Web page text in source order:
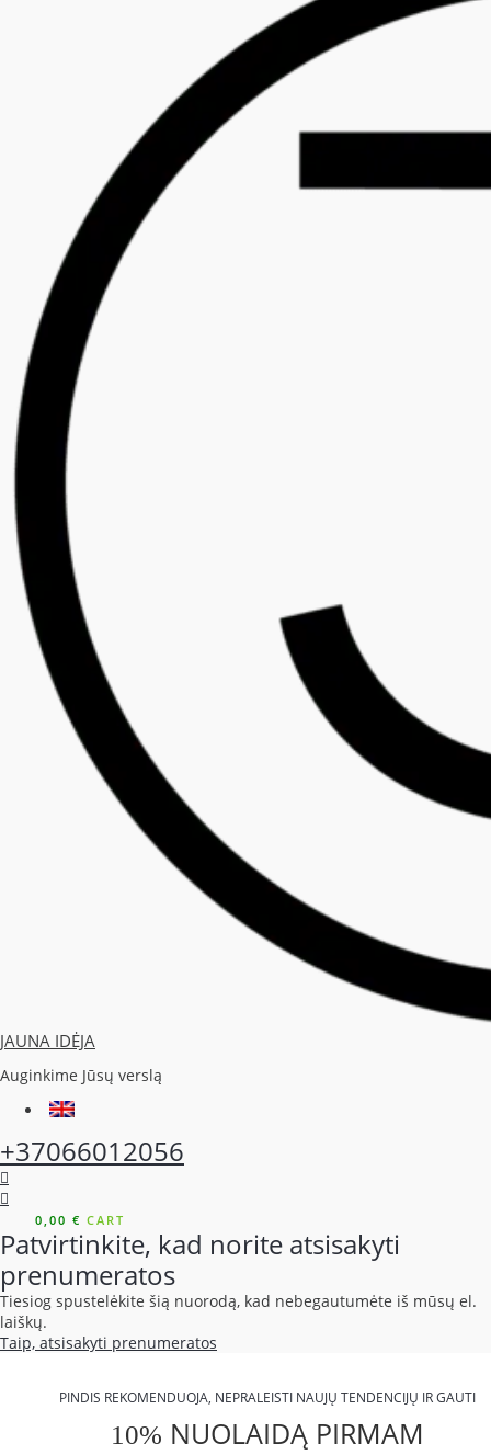
JAUNA IDĖJA
Auginkime Jūsų verslą
+37066012056
0,00 € CART
Patvirtinkite, kad norite atsisakyti
prenumeratos
Tiesiog spustelėkite šią nuorodą, kad nebegautumėte iš mūsų el.
laiškų.
Taip, atsisakyti prenumeratos
PINDIS REKOMENDUOJA, NEPRALEISTI NAUJŲ TENDENCIJŲ IR GAUTI
10% NUOLAIDĄ PIRMAM